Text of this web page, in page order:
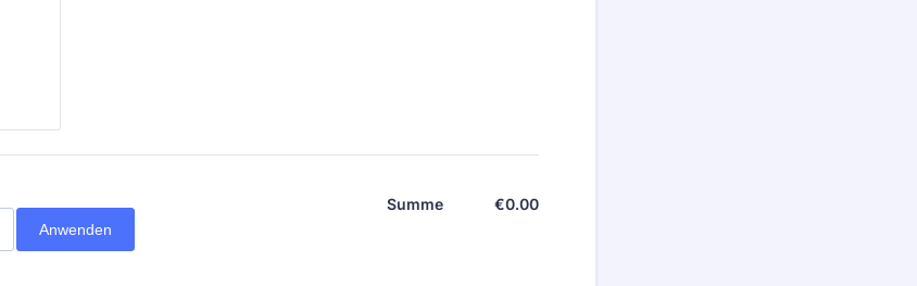
Anwenden
Summe €0.00
€0.00